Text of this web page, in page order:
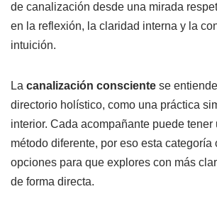
de canalización desde una mirada
en la reflexión, la claridad interna y la
intuición.
La canalización consciente se
directorio holístico, como una práctica
interior. Cada acompañante puede tener
método diferente, por eso esta categoría
opciones para que explores con más
de forma directa.